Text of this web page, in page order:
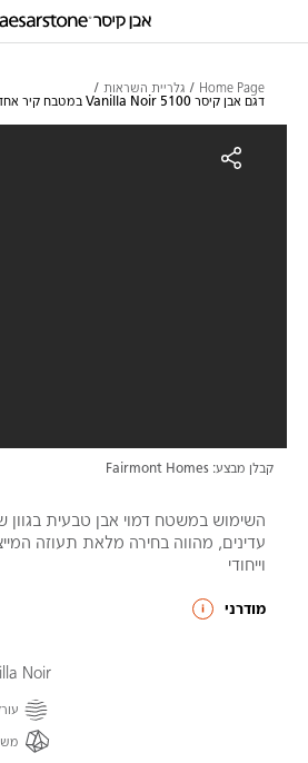
Home Page
גלריית השראות
דגם אבן קיסר 5100 Vanilla Noir במטבח קיר אחד מודרני עם אי | 3019
דגם אבן קיסר 5100 Vanilla Noir במטבח קיר אחד מודרני עם אי | 3019
קבלן מבצע: Fairmont Homes
השימוש במשטח דמוי אבן טבעית בגוון
עדינים, מהווה בחירה מלאת תעוזה
וייחודי
מודרני
Noir